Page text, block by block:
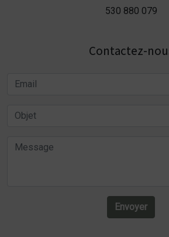
530 880 079
Contactez-
Envoyer